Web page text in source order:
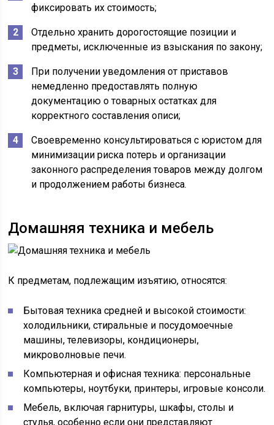
фиксировать их стоимость;
Отдельно хранить дорогостоящие позиции и
предметы, исключенные из взыскания по закону;
При получении уведомления от приставов
немедленно предоставлять полную
документацию о товарных остатках для
корректного составления описи;
Своевременно консультироваться с юристом для
минимизации риска потерь и организации
законного распределения товаров между долгом
и продолжением работы бизнеса.
Домашняя техника и мебель
К предметам, подлежащим изъятию, относятся:
Бытовая техника средней и высокой стоимости:
холодильники, стиральные и посудомоечные
машины, телевизоры, кондиционеры,
микроволновые печи.
Компьютерная и офисная техника: персональные
компьютеры, ноутбуки, принтеры, игровые консоли.
Мебель, включая гарнитуры, шкафы, столы и
стулья, особенно если они представляют